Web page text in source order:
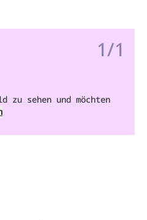
1/1
zu sehen und möchten